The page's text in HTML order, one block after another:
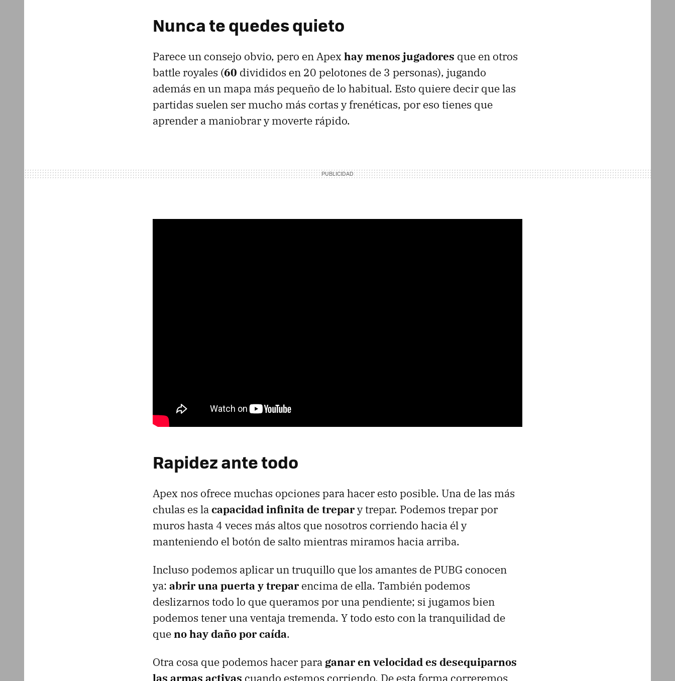
Nunca te quedes quieto
Parece un consejo obvio, pero en Apexhay menos jugadores que en otros
battle royales (60 divididos en 20 pelotones de 3 personas), jugando
además en un mapa más pequeño de lo habitual. Esto quiere decir que las
partidas suelen ser mucho más cortas y frenéticas, por eso tienes que
aprender a maniobrar y moverte rápido.
Rapidez ante todo
Apex nos ofrece muchas opciones para hacer esto posible. Una de las más
chulas es lacapacidad infinita de trepary trepar. Podemos trepar por
muros hasta 4 veces más altos que nosotros corriendo hacia él y
manteniendo el botón de salto mientras miramos hacia arriba.
Incluso podemos aplicar un truquillo que los amantes de PUBG conocen
ya: abrir una puerta y trepar encima de ella. También podemos
deslizarnos todo lo que queramos por una pendiente; si jugamos bien
podemos tener una ventaja tremenda. Y todo esto con la tranquilidad de
queno hay daño por caída.
Otra cosa que podemos hacer para ganar en velocidad es desequiparnos
las armas activas cuando estemos corriendo. De esta forma correremos